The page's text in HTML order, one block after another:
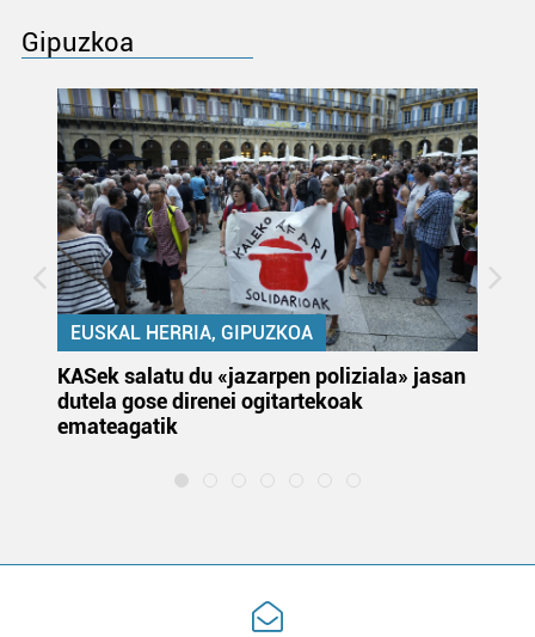
Gipuzkoa
EUSKAL HERRIA, GIPUZKOA
KASek salatu du «jazarpen poliziala» jasan
dutela gose direnei ogitartekoak
emateagatik